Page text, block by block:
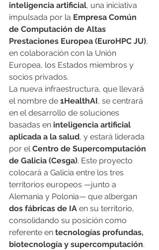
inteligencia artificial, una iniciativa
impulsada por la Empresa Común
de Computación de Altas
Prestaciones Europea (EuroHPC JU),
en colaboración con la Unión
Europea, los Estados miembros y
socios privados.
La nueva infraestructura, que llevará
el nombre de 1HealthAI, se centrará
en el desarrollo de soluciones
basadas en inteligencia artificial
aplicada a la salud, y estará liderada
por el Centro de Supercomputación
de Galicia (Cesga). Este proyecto
colocará a Galicia entre los tres
territorios europeos —junto a
Alemania y Polonia— que albergan
dos fábricas de IA en su territorio,
consolidando su posición como
referente en tecnologías profundas,
biotecnología y supercomputación.